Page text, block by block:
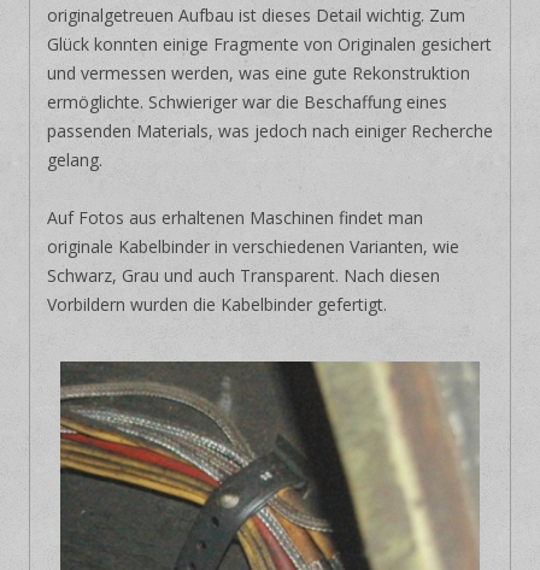
originalgetreuen Aufbau ist dieses Detail wichtig. Zum
Glück konnten einige Fragmente von Originalen gesichert
und vermessen werden, was eine gute Rekonstruktion
ermöglichte. Schwieriger war die Beschaffung eines
passenden Materials, was jedoch nach einiger Recherche
gelang.
Auf Fotos aus erhaltenen Maschinen findet man
originale Kabelbinder in verschiedenen Varianten, wie
Schwarz, Grau und auch Transparent. Nach diesen
Vorbildern wurden die Kabelbinder gefertigt.